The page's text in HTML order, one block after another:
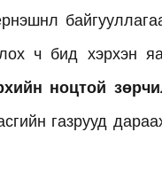
ч бид хэрхэн
ноцтой
газрууд